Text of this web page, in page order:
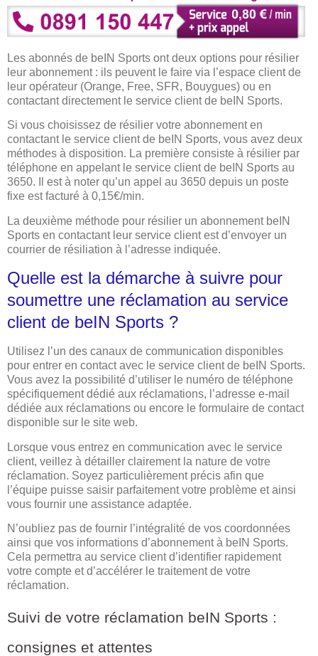
Les abonnés de beIN Sports ont deux options pour résilier
leur abonnement : ils peuvent le faire via l’espace client de
leur opérateur (Orange, Free, SFR, Bouygues) ou en
contactant directement le service client de beIN Sports.
Si vous choisissez de résilier votre abonnement en
contactant le service client de beIN Sports, vous avez deux
méthodes à disposition. La première consiste à résilier par
téléphone en appelant le service client de beIN Sports au
3650. Il est à noter qu’un appel au 3650 depuis un poste
fixe est facturé à 0,15€/min.
La deuxième méthode pour résilier un abonnement beIN
Sports en contactant leur service client est d’envoyer un
courrier de résiliation à l’adresse indiquée.
Quelle est la démarche à suivre pour
soumettre une réclamation au service
client de beIN Sports ?
Utilisez l’un des canaux de communication disponibles
pour entrer en contact avec le service client de beIN Sports.
Vous avez la possibilité d’utiliser le numéro de téléphone
spécifiquement dédié aux réclamations, l’adresse e-mail
dédiée aux réclamations ou encore le formulaire de contact
disponible sur le site web.
Lorsque vous entrez en communication avec le service
client, veillez à détailler clairement la nature de votre
réclamation. Soyez particulièrement précis afin que
l’équipe puisse saisir parfaitement votre problème et ainsi
vous fournir une assistance adaptée.
N’oubliez pas de fournir l’intégralité de vos coordonnées
ainsi que vos informations d’abonnement à beIN Sports.
Cela permettra au service client d’identifier rapidement
votre compte et d’accélérer le traitement de votre
réclamation.
Suivi de votre réclamation beIN Sports :
consignes et attentes